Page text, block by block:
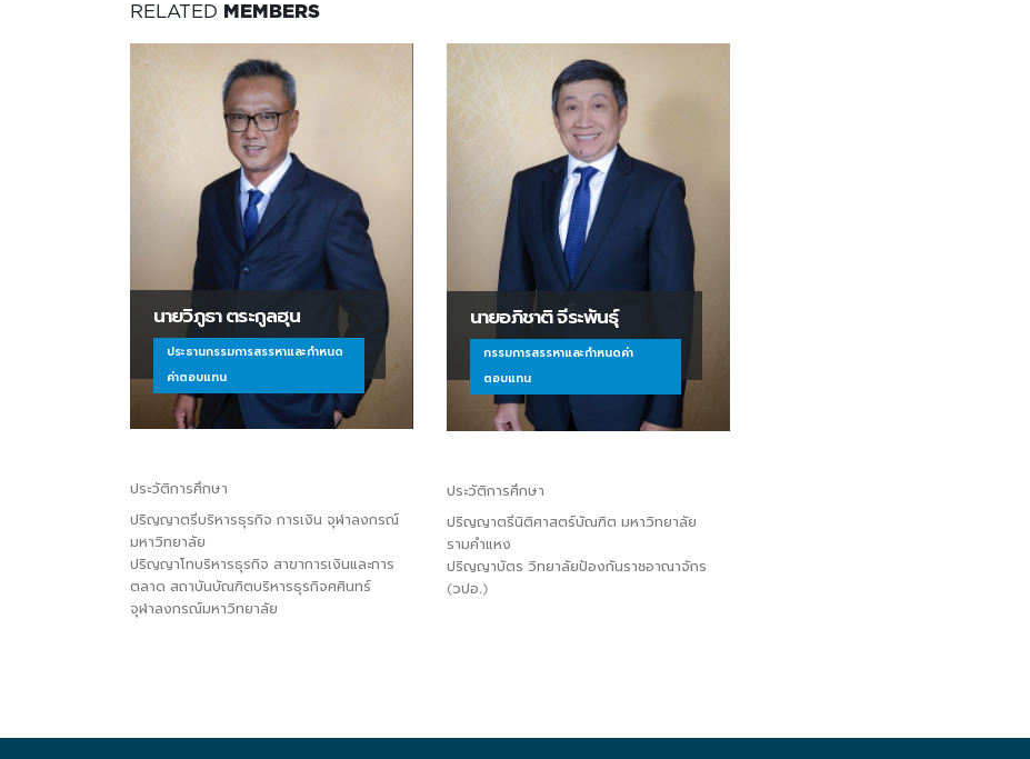
RELATED MEMBERS
นายวิภูธา ตระกูลฮุน
ประธานกรรมการสรรหาและกำหนด
ค่าตอบแทน
ประวัติการศึกษา
ปริญญาตรีบริหารธุรกิจ การเงิน จุฬาลงกรณ์
มหาวิทยาลัย
ปริญญาโทบริหารธุรกิจ สาขาการเงินและการ
ตลาด สถาบันบัณฑิตบริหารธุรกิจศศินทร์
จุฬาลงกรณ์มหาวิทยาลัย
นายอภิชาติ จีระพันธุ์
กรรมการสรรหาและกำหนดค่า
ตอบแทน
ประวัติการศึกษา
ปริญญาตรีนิติศาสตร์บัณฑิต มหาวิทยาลัย
รามคำแหง
ปริญญาบัตร วิทยาลัยป้องกันราชอาณาจักร
(วปอ.)